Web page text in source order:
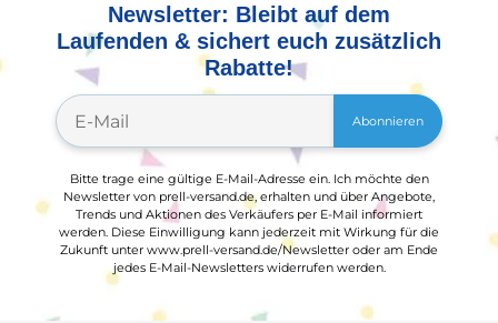
Newsletter: Bleibt auf dem
Laufenden & sichert euch zusätzlich
Rabatte!
Abonnieren
Bitte trage eine gültige E-Mail-Adresse ein. Ich möchte den
Newsletter von prell-versand.de, erhalten und über Angebote,
Trends und Aktionen des Verkäufers per E-Mail informiert
werden. Diese Einwilligung kann jederzeit mit Wirkung für die
Zukunft unter www.prell-versand.de/Newsletter oder am Ende
jedes E-Mail-Newsletters widerrufen werden.